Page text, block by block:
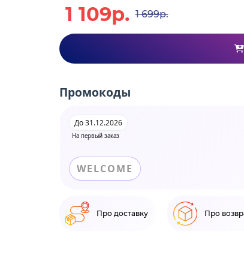
1 109р. 1 699р.
Промокоды
На первый заказ
До 31.12.2026
WELCOME
Про доставку Про